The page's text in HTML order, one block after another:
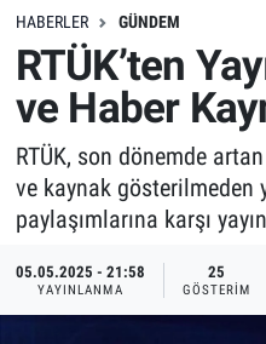
HABERLER GÜNDEM
RTÜK’ten
ve Haber
RTÜK, son dönemde
ve kaynak gösterilmeden
paylaşımlarına karşı
05.05.2025 - 21:58
YAYINLANMA
25
GÖSTERIM